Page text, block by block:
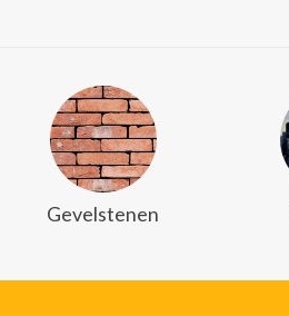
Gevelstenen